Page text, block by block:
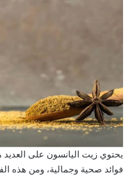
يحتوي زيت اليانسون على العديد
فوائد صحية وجمالية، ومن هذه